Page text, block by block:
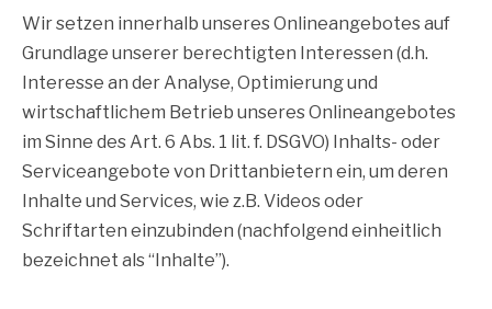
Wir setzen innerhalb unseres Onlineangebotes auf
Grundlage unserer berechtigten Interessen (d.h.
Interesse an der Analyse, Optimierung und
wirtschaftlichem Betrieb unseres Onlineangebotes
im Sinne des Art. 6 Abs. 1 lit. f. DSGVO) Inhalts- oder
Serviceangebote von Drittanbietern ein, um deren
Inhalte und Services, wie z.B. Videos oder
Schriftarten einzubinden (nachfolgend einheitlich
bezeichnet als “Inhalte”).